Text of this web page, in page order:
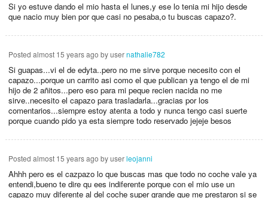
Si yo estuve dando el mio hasta el lunes,y ese lo tenia mi hijo desde
que nacio muy bien por que casi no pesaba,o tu buscas capazo?.
Posted almost 15 years ago by usernathalie782
Si guapas...vi el de edyta..pero no me sirve porque necesito con el
capazo...porque un carrito asi como el que publican ya tengo el de mi
hijo de 2 añitos...pero eso para mi peque recien nacida no me
sirve..necesito el capazo para trasladarla...gracias por los
comentarios...siempre estoy atenta a todo y nunca tengo casi suerte
porque cuando pido ya esta siempre todo reservado jejeje besos
Posted almost 15 years ago by userleojanni
Ahhh pero es el cazpazo lo que buscas mas que todo no coche vale ya
entendi,bueno te dire qu ees indiferente porque con el mio use un
capazo muy diferente al del coche super grande que me prestaron si se